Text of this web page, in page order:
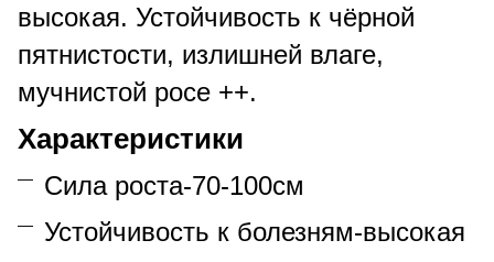
высокая. Устойчивость к чёрной
пятнистости, излишней влаге,
мучнистой росе ++.
Характеристики
Сила роста-70-100см
Устойчивость к болезням-высокая